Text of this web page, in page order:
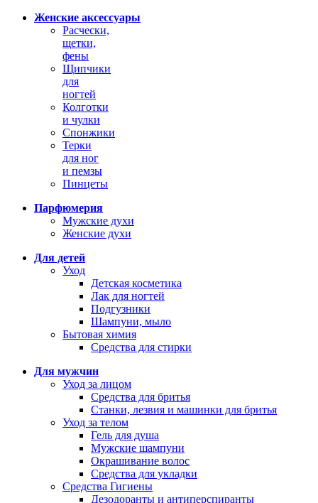
Женские аксессуары
Расчески,
щетки,
фены
Щипчики
для
ногтей
Колготки
и чулки
Спонжики
Терки
для ног
и пемзы
Пинцеты
Парфюмерия
Мужские духи
Женские духи
Для детей
Уход
Детская косметика
Лак для ногтей
Подгузники
Шампуни, мыло
Бытовая химия
Средства для стирки
Для мужчин
Уход за лицом
Средства для бритья
Станки, лезвия и машинки для бритья
Уход за телом
Гель для душа
Мужские шампуни
Окрашивание волос
Средства для укладки
Средства Гигиены
Дезодоранты и антиперспиранты